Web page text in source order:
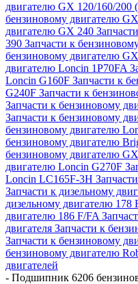
двигателю GX 120/160/200
бензиновому двигателю
двигателю GX 240
390 Запчасти к
бензиновому двигателю
двигателю Loncin 1P70FA
Loncin G160F Запчасти к
G240F Запчасти к
Запчасти к бензиновому
Запчасти к бензиновому
бензиновому двигателю
бензиновому двигателю
бензиновому двигателю
двигателю Loncin G270F
Loncin LC165F-3H
Запчасти к дизельному
дизельному двигателю 178
двигателю 186 F/FA
двигателя Запчасти к
Запчасти к бензиновому
бензиновому двигателю
двигателей
- Подшипник 6206